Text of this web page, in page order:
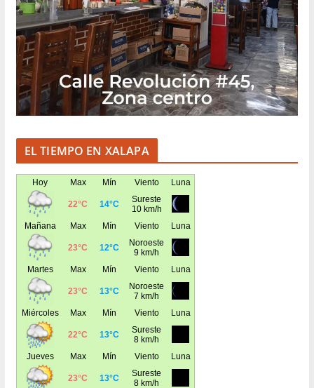
EL TIEMPO EN XALAPA